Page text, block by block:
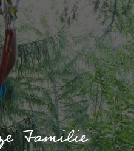
Familie